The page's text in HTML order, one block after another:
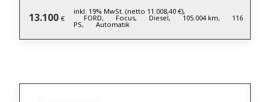
13.100 €
inkl. 19% MwSt. (netto 11.008,40 €),
FORD, Focus, Diesel, 105.004 km, 116
PS, Automatik